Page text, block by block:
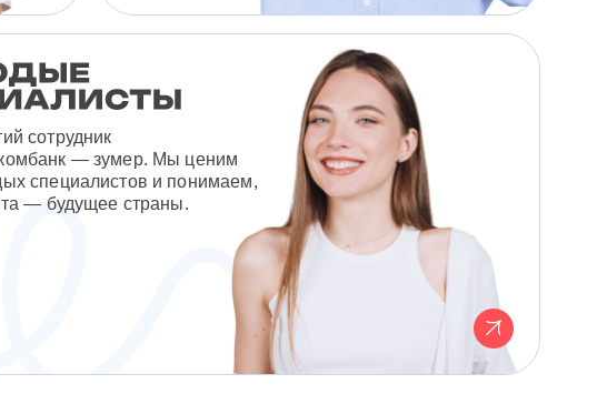
сотрудник
— зумер. Мы ценим
специалистов и понимаем,
— будущее страны.